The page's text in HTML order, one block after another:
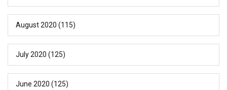
August 2020 (115)
July 2020 (125)
June 2020 (125)